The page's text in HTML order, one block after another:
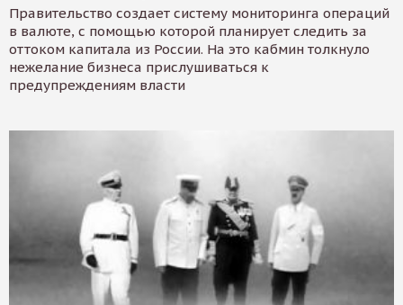
Правительство создает систему мониторинга операций
в валюте, с помощью которой планирует следить за
оттоком капитала из России. На это кабмин толкнуло
нежелание бизнеса прислушиваться к
предупреждениям власти